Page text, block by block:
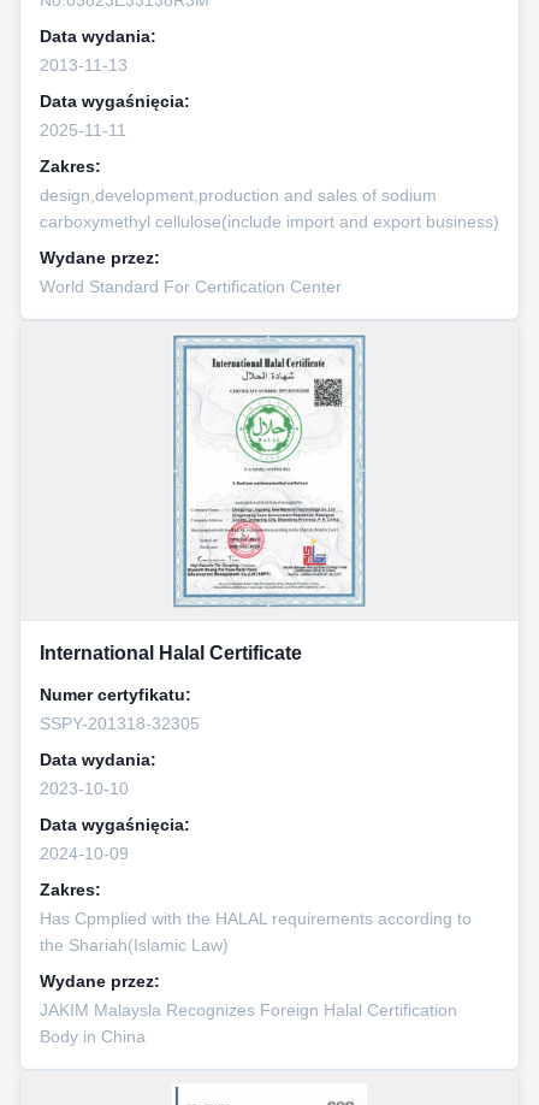
Data wydania:
2013-11-13
Data wygaśnięcia:
2025-11-11
Zakres:
design,development,production and sales of sodium
carboxymethyl cellulose(include import and export business)
Wydane przez:
World Standard For Certification Center
International Halal Certificate
Numer certyfikatu:
SSPY-201318-32305
Data wydania:
2023-10-10
Data wygaśnięcia:
2024-10-09
Zakres:
Has Cpmplied with the HALAL requirements according to
the Shariah(Islamic Law)
Wydane przez:
JAKIM Malaysla Recognizes Foreign Halal Certification
Body in China